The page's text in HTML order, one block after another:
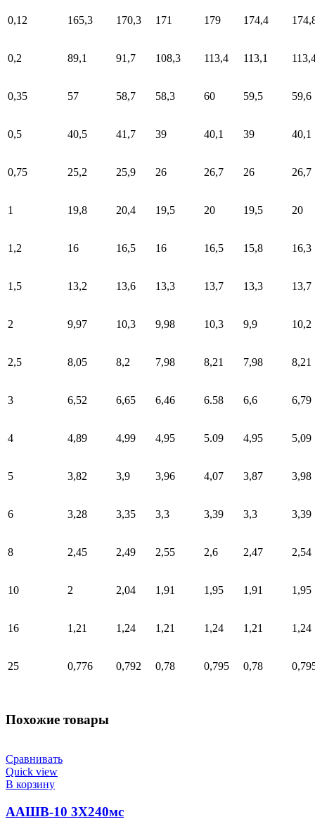
0,12 165,3 170,3 171 179 174,4
0,2 89,1 91,7 108,3 113,4 113,1
0,35 57 58,7 58,3 60 59,5 59,6
0,5 40,5 41,7 39 40,1 39 40,1
0,75 25,2 25,9 26 26,7 26 26,7
1 19,8 20,4 19,5 20 19,5 20
1,2 16 16,5 16 16,5 15,8 16,3
1,5 13,2 13,6 13,3 13,7 13,3 13,7
2 9,97 10,3 9,98 10,3 9,9 10,2
2,5 8,05 8,2 7,98 8,21 7,98 8,21
3 6,52 6,65 6,46 6.58 6,6 6,79
4 4,89 4,99 4,95 5.09 4,95 5,09
5 3,82 3,9 3,96 4,07 3,87 3,98
6 3,28 3,35 3,3 3,39 3,3 3,39
8 2,45 2,49 2,55 2,6 2,47 2,54
10 2 2,04 1,91 1,95 1,91 1,95
16 1,21 1,24 1,21 1,24 1,21 1,24
25 0,776 0,792 0,78 0,795 0,78
Похожие товары
Сравнивать
Quick view
В корзину
ААШВ-10 3Х240мс